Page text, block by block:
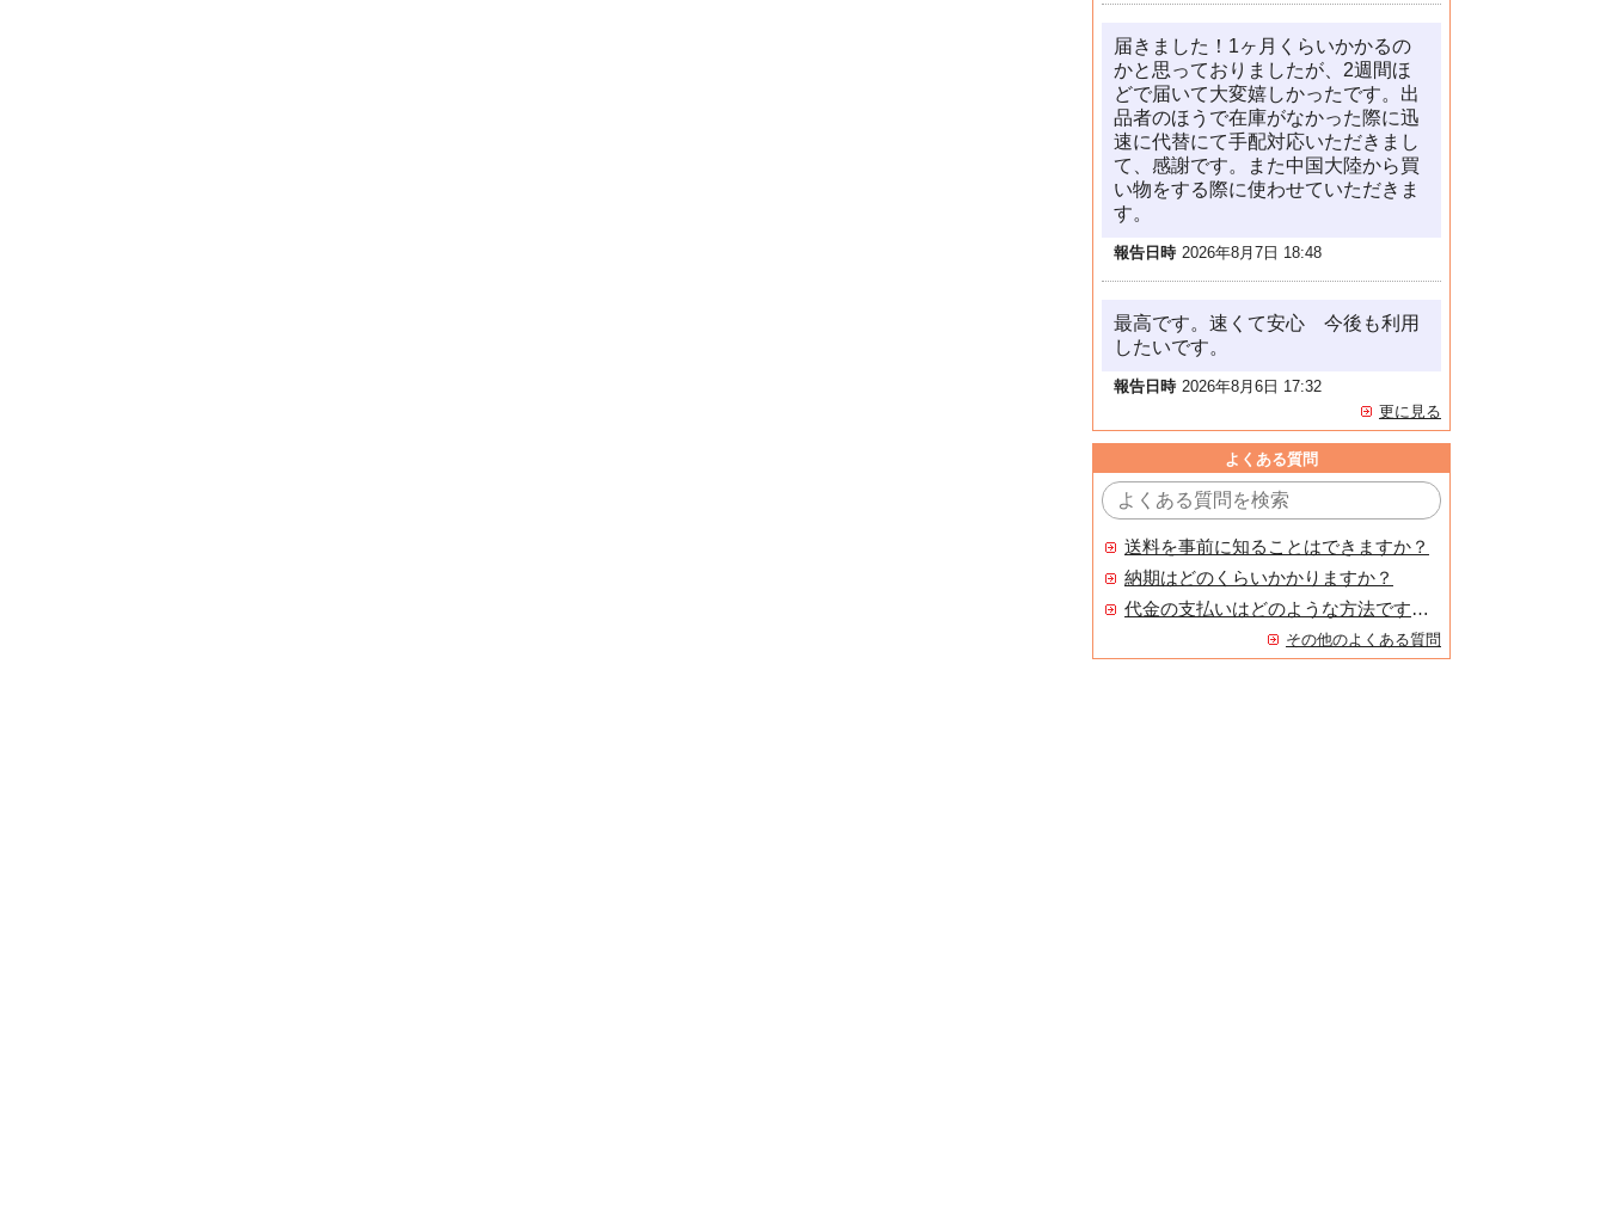
届きました！1ヶ月くらいかかるの
かと思っておりましたが、2週間ほ
どで届いて大変嬉しかったです。出
品者のほうで在庫がなかった際に迅
速に代替にて手配対応いただきまし
て、感謝です。また中国大陸から買
い物をする際に使わせていただきま
す。
報告日時 2026年8月7日 18:48
最高です。速くて安心 今後も利用
したいです。
報告日時 2026年8月6日 17:32
更に見る
よくある質問
送料を事前に知ることはできますか？
納期はどのくらいかかりますか？
代金の支払いはどのような方法ですか？
その他のよくある質問